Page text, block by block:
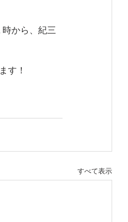
から、紀三
す！
すべて表示